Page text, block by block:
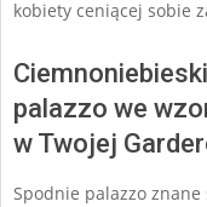
kobiety ceniącej sobie
palazzo we
w Twojej
Spodnie palazzo